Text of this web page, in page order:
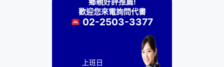
歡迎您來電詢問代書
02-2503-3377
上班日